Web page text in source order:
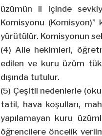
üzümün il içinde
Komisyonu (Komisyon)”
yürütülür. Komisyonun
(4) Aile hekimleri,
edilen ve kuru üzüm
dışında tutulur.
(5) Çeşitli nedenlerle
tatil, hava koşulları,
yapılamayan kuru
öğrencilere öncelik